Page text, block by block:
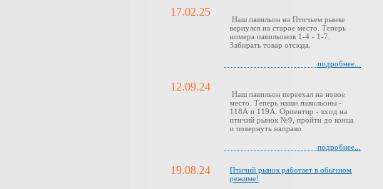
17.02.25
Наш павильон на Птичьем рынке
вернулся на старое место. Теперь
номера павильонов 1-4 - 1-7.
Забирать товар отсюда.
подробнее...
12.09.24
Наш павильон переехал на новое
место. Теперь наши павильоны -
118А и 119А. Ориентир - вход на
птичий рынок №9, пройти до конца
и повернуть направо.
подробнее...
19.08.24
Птичий рынок работает в обычном
режиме!